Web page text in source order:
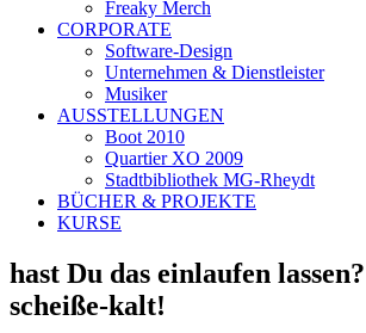
Freaky Merch
CORPORATE
Software-Design
Unternehmen & Dienstleister
Musiker
AUSSTELLUNGEN
Boot 2010
Quartier XO 2009
Stadtbibliothek MG-Rheydt
BÜCHER & PROJEKTE
KURSE
hast Du das einlaufen
scheiße-kalt!